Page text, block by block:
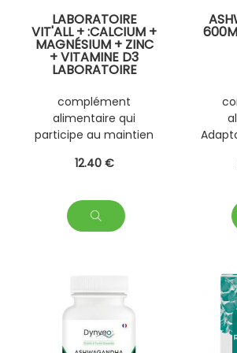
LABORATOIRE
VIT'ALL + :CALCIUM +
MAGNÉSIUM + ZINC
+ VITAMINE D3
LABORATOIRE
complément
alimentaire qui
participe au maintien
normale. Le
aussi à réduire la
fatigue.
12.40 €
est